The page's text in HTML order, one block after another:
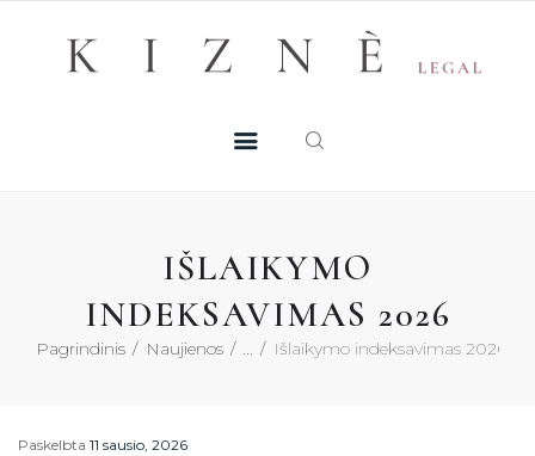
IŠLAIKYMO
INDEKSAVIMAS 2026
Pagrindinis Naujienos Išlaikymo indeksavimas 2026
MŪSŲ TALENTAI
KONTAKTAI
Paskelbta 11 sausio, 2026
Registruotis konsultacijai